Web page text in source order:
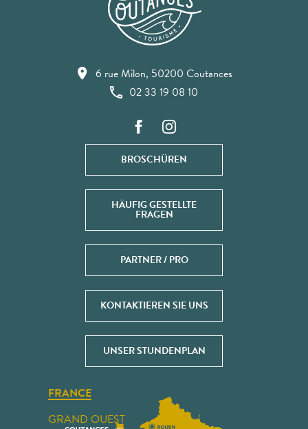
6 rue Milon, 50200 Coutances
02 33 19 08 10
BROSCHÜREN
HÄUFIG GESTELLTE
FRAGEN
PARTNER / PRO
KONTAKTIEREN SIE UNS
UNSER STUNDENPLAN
FRANCE
GRAND OUEST